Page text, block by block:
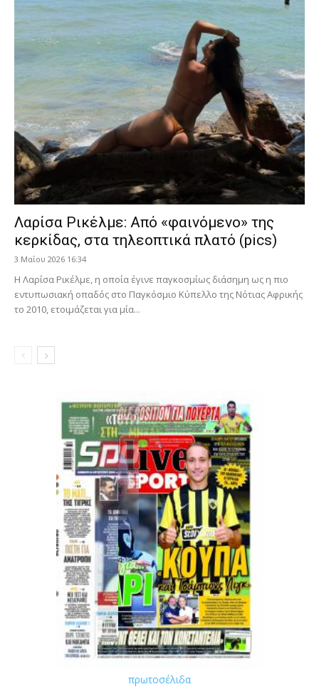
Λαρίσα Ρικέλμε: Από «φαινόμενο» της
κερκίδας, στα τηλεοπτικά πλατό (pics)
3 Μαΐου 2026 16:34
Η Λαρίσα Ρικέλμε, η οποία έγινε παγκοσμίως διάσημη ως η πιο
εντυπωσιακή οπαδός στο Παγκόσμιο Κύπελλο της Νότιας Αφρικής
το 2010, ετοιμάζεται για μία...
πρωτοσέλιδα